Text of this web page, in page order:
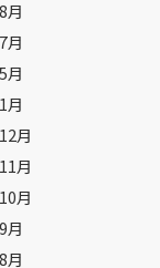
月
月
月
月
月
月
月
月
月